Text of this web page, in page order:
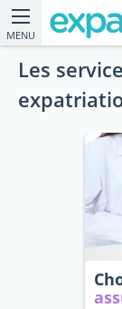
MENU
Les